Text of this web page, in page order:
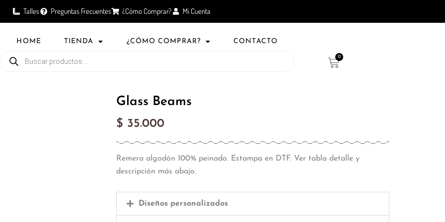
Talles Preguntas Frecuentes ¿Cómo Comprar? Mi Cuenta
HOME TIENDA ¿CÓMO COMPRAR? CONTACTO
0
Cart
Glass Beams
$ 35.000
Remera algodón 100% peinado. Estampa en DTF. Ver tabla detalle y
descripción más abajo.
Diseños personalizados